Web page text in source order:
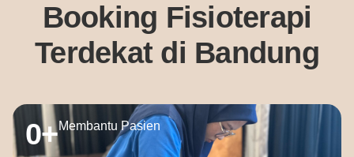
Booking Fisioterapi
Terdekat di Bandung
0+Membantu Pasien